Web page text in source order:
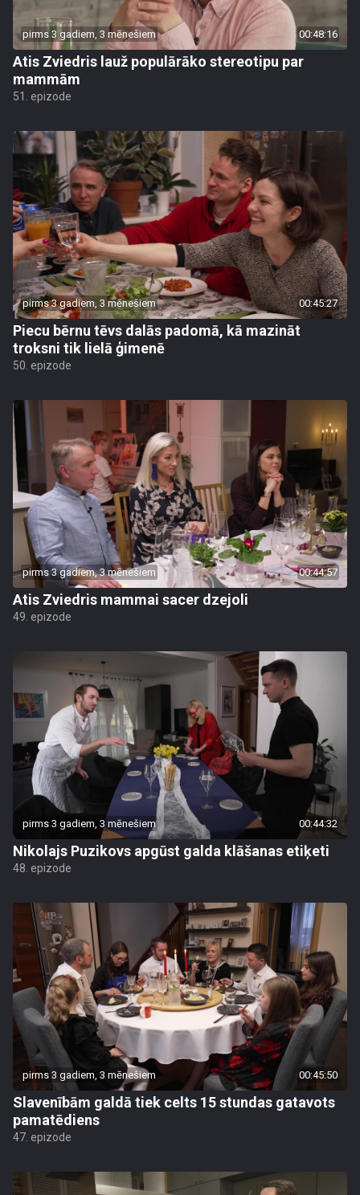
pirms 3 gadiem, 3 mēnešiem 00:48:16
Atis Zviedris lauž populārāko stereotipu par
mammām
51. epizode
pirms 3 gadiem, 3 mēnešiem 00:45:27
Piecu bērnu tēvs dalās padomā, kā mazināt
troksni tik lielā ģimenē
50. epizode
pirms 3 gadiem, 3 mēnešiem 00:44:57
Atis Zviedris mammai sacer dzejoli
49. epizode
pirms 3 gadiem, 3 mēnešiem 00:44:32
Nikolajs Puzikovs apgūst galda klāšanas etiķeti
48. epizode
pirms 3 gadiem, 3 mēnešiem 00:45:50
Slavenībām galdā tiek celts 15 stundas gatavots
pamatēdiens
47. epizode